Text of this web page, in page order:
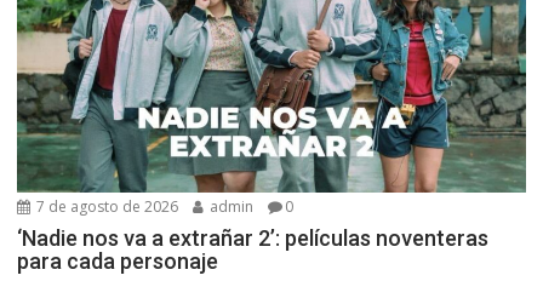
7 de agosto de 2026 admin 0
‘Nadie nos va a extrañar 2’: películas noventeras
para cada personaje